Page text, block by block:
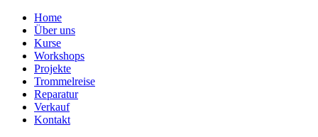
Home
Über uns
Kurse
Workshops
Projekte
Trommelreise
Reparatur
Verkauf
Kontakt